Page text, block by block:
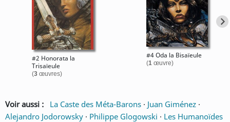
#2 Honorata la
Trisaïeule
(3œuvres)
#4 Oda la Bisaïeule
(1 œuvre)
Voir aussi : La Caste des Méta-Barons · Juan Giménez ·
Alejandro Jodorowsky · Philippe Glogowski · Les Humanoïdes